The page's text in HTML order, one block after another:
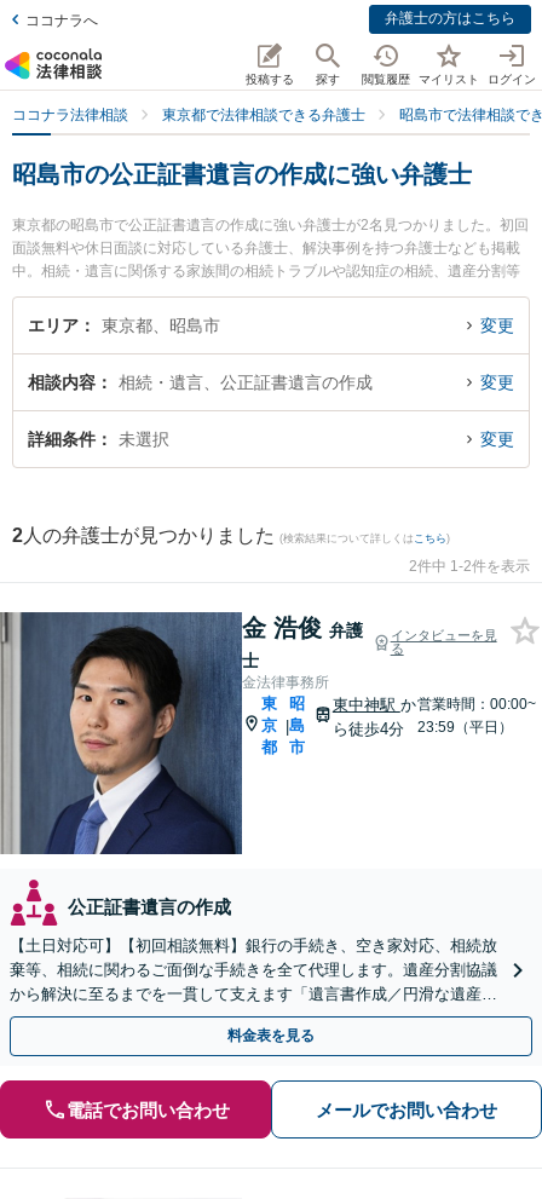
ココナラへ 弁護士の方はこちら
投稿する 探す 閲覧履歴 マイリスト ログイン
ココナラ法律相談 東京都で法律相談できる弁護士 昭島市で法律相談で
昭島市の公正証書遺言の作成に強い弁護士
東京都の昭島市で公正証書遺言の作成に強い弁護士が2名見つかりました。初回
面談無料や休日面談に対応している弁護士、解決事例を持つ弁護士なども掲載
中。相続・遺言に関係する家族間の相続トラブルや認知症の相続、遺産分割等
の細かな分野での絞り込み検索もでき便利です。特に金法律事務所の金 浩俊弁
護士や多摩Kollect法律事務所の永戸 考弁護士のプロフィール情報や弁護士費
のトラブル解決の実績豊富な近くの弁護士を検索したい』『初回相談無料で公
正証書遺言の作成を法律相談できる昭島市内の弁護士に相談予約したい』など
でお困りの相談者さんにおすすめです。
エリア 東京都、昭島市 変更
相談内容 相続・遺言、公正証書遺言の作成 変更
詳細条件 未選択 変更
2 人の弁護士が見つかりました (検索結果について詳しくは こちら)
2件中 1-2件を表示
金 浩俊 弁護
士
インタビューを見
る
金法律事務所
東
京
都
|
昭
島
市
東中神駅 か
ら徒歩4分
営業時間：00:00~
23:59（平日）
公正証書遺言の作成
【土日対応可】【初回相談無料】銀行の手続き、空き家対応、相続放
棄等、相続に関わるご面倒な手続きを全て代理します。遺産分割協議
から解決に至るまでを一貫して支えます「遺言書作成／円滑な遺産分
割を」「家族信託／信頼できる家族に財産管理を任せる」
料金表を見る
電話でお問い合わせ メールでお問い合わせ